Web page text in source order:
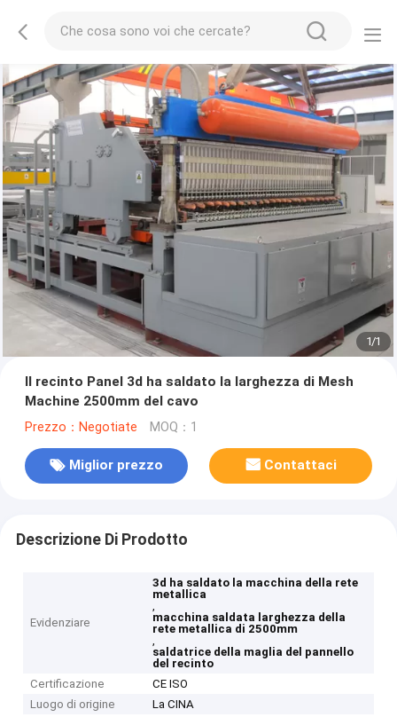
1/1
Il recinto Panel 3d ha saldato la larghezza di Mesh
Machine 2500mm del cavo
Prezzo：Negotiate MOQ：1
Miglior prezzo Contattaci
Descrizione Di Prodotto
Evidenziare
3d ha saldato la macchina della rete
metallica
,
macchina saldata larghezza della
rete metallica di 2500mm
,
saldatrice della maglia del pannello
del recinto
Certificazione
CE ISO
Luogo di origine
La CINA